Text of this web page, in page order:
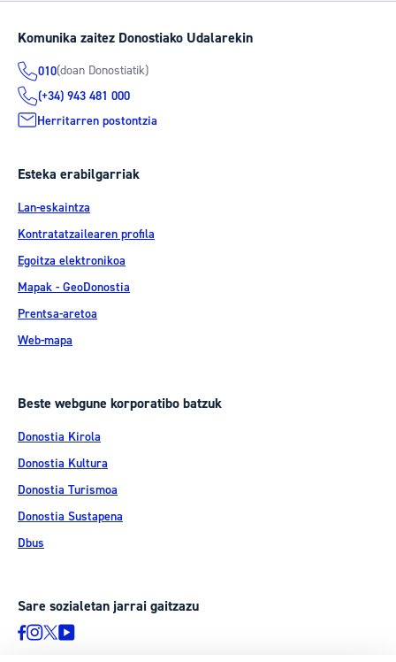
Komunika zaitez Donostiako Udalarekin
010(doan Donostiatik)
(+34) 943 481 000
Herritarren postontzia
Esteka erabilgarriak
Lan-eskaintza
Kontratatzailearen profila
Egoitza elektronikoa
Mapak - GeoDonostia
Prentsa-aretoa
Web-mapa
Beste webgune korporatibo batzuk
Donostia Kirola
Donostia Kultura
Donostia Turismoa
Donostia Sustapena
Dbus
Sare sozialetan jarrai gaitzazu